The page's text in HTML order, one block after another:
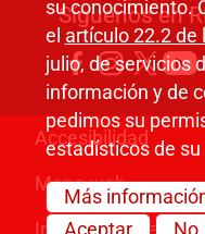
Síguenos en
Pie de página
Accesibilidad
Mapa web
Información legal
su conocimiento.
el artículo 22.2 de
julio, de servicios
información y de
pedimos su
estadísticos de
Más
Aceptar